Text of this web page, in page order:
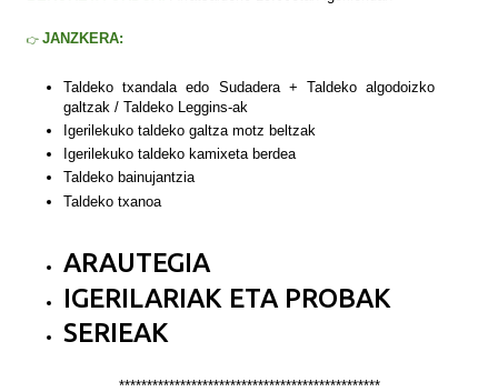
👉 JANZKERA:
Taldeko txandala edo Sudadera + Taldeko algodoizko
galtzak / Taldeko Leggins-ak
Igerilekuko taldeko galtza motz beltzak
Igerilekuko taldeko kamixeta berdea
Taldeko bainujantzia
Taldeko txanoa
ARAUTEGIA
IGERILARIAK ETA PROBAK
SERIEAK
***********************************************